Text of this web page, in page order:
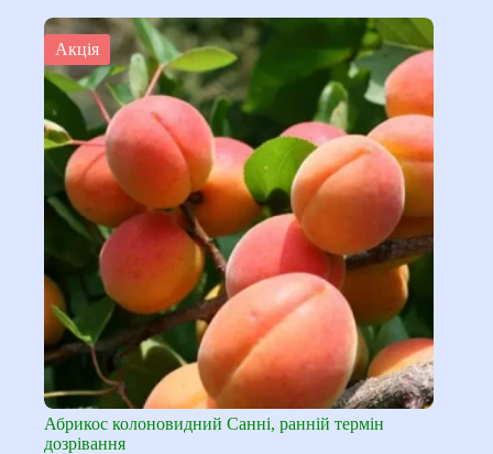
Акція
Абрикос колоновидний Санні, ранній термін
дозрівання